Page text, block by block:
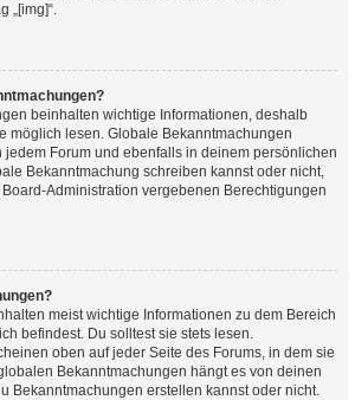
„[img]“.
beinhalten wichtige Informationen, deshalb
möglich lesen. Globale Bekanntmachungen
Forum und ebenfalls in deinem persönlichen
Bekanntmachung schreiben kannst oder nicht,
Administration vergebenen Berechtigungen
meist wichtige Informationen zu dem Bereich
befindest. Du solltest sie stets lesen.
oben auf jeder Seite des Forums, in dem sie
Bekanntmachungen hängt es von deinen
Bekanntmachungen erstellen kannst oder nicht.